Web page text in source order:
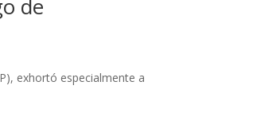
de
exhortó especialmente a